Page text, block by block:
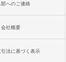
部へのご連絡
会社概要
法に基づく表示